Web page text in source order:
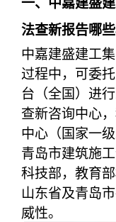
法查新报告哪
中嘉建盛建工
过程中，可委
台（全国）进
查新咨询中心
中心（国家一
青岛市建筑施
科技部，教育
山东省及青岛
威性。